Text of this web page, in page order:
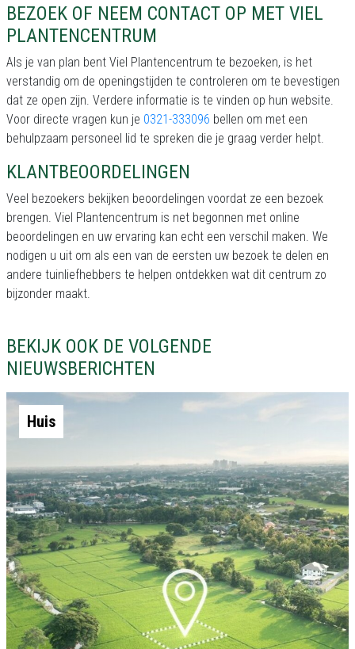
BEZOEK OF NEEM CONTACT OP MET VIEL
PLANTENCENTRUM
Als je van plan bent Viel Plantencentrum te bezoeken, is het
verstandig om de openingstijden te controleren om te bevestigen
dat ze open zijn. Verdere informatie is te vinden op hun website.
Voor directe vragen kun je 0321-333096 bellen om met een
behulpzaam personeel lid te spreken die je graag verder helpt.
KLANTBEOORDELINGEN
Veel bezoekers bekijken beoordelingen voordat ze een bezoek
brengen. Viel Plantencentrum is net begonnen met online
beoordelingen en uw ervaring kan echt een verschil maken. We
nodigen u uit om als een van de eersten uw bezoek te delen en
andere tuinliefhebbers te helpen ontdekken wat dit centrum zo
bijzonder maakt.
BEKIJK OOK DE VOLGENDE
NIEUWSBERICHTEN
Huis